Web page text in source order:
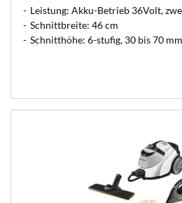
Leistung: Akku-Betrieb 36Volt,
Schnittbreite: 46 cm
Schnitthöhe: 6-stufig, 30 bis 70 mm